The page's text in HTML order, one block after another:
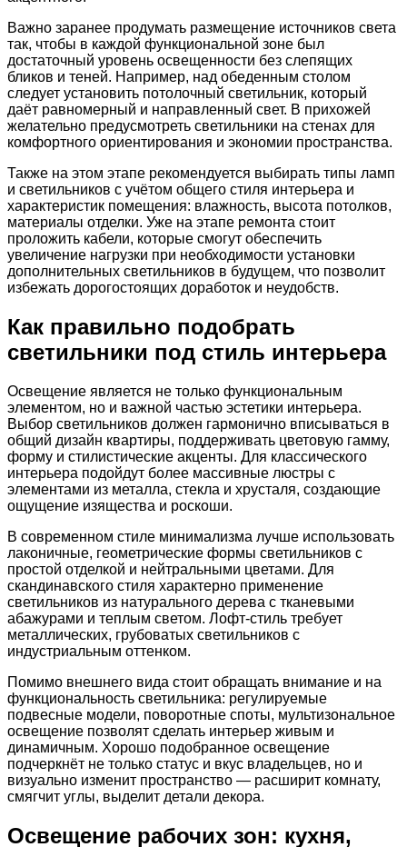
Важно заранее продумать размещение источников света
так, чтобы в каждой функциональной зоне был
достаточный уровень освещенности без слепящих
бликов и теней. Например, над обеденным столом
следует установить потолочный светильник, который
даёт равномерный и направленный свет. В прихожей
желательно предусмотреть светильники на стенах для
комфортного ориентирования и экономии пространства.
Также на этом этапе рекомендуется выбирать типы ламп
и светильников с учётом общего стиля интерьера и
характеристик помещения: влажность, высота потолков,
материалы отделки. Уже на этапе ремонта стоит
проложить кабели, которые смогут обеспечить
увеличение нагрузки при необходимости установки
дополнительных светильников в будущем, что позволит
избежать дорогостоящих доработок и неудобств.
Как правильно подобрать
светильники под стиль интерьера
Освещение является не только функциональным
элементом, но и важной частью эстетики интерьера.
Выбор светильников должен гармонично вписываться в
общий дизайн квартиры, поддерживать цветовую гамму,
форму и стилистические акценты. Для классического
интерьера подойдут более массивные люстры с
элементами из металла, стекла и хрусталя, создающие
ощущение изящества и роскоши.
В современном стиле минимализма лучше использовать
лаконичные, геометрические формы светильников с
простой отделкой и нейтральными цветами. Для
скандинавского стиля характерно применение
светильников из натурального дерева с тканевыми
абажурами и теплым светом. Лофт-стиль требует
металлических, грубоватых светильников с
индустриальным оттенком.
Помимо внешнего вида стоит обращать внимание и на
функциональность светильника: регулируемые
подвесные модели, поворотные споты, мультизональное
освещение позволят сделать интерьер живым и
динамичным. Хорошо подобранное освещение
подчеркнёт не только статус и вкус владельцев, но и
визуально изменит пространство — расширит комнату,
смягчит углы, выделит детали декора.
Освещение рабочих зон: кухня,